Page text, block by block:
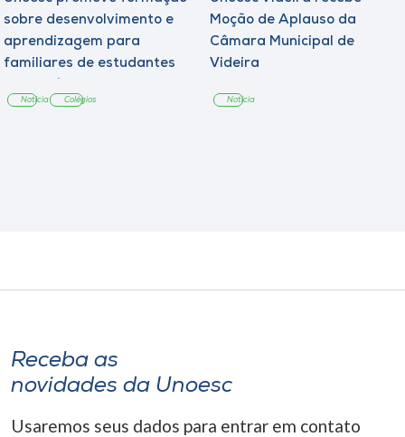
sobre desenvolvimento e
aprendizagem para
familiares de estudantes
Notícia Colégios
Moção de Aplauso da
Câmara Municipal de
Videira
Notícia
Receba as
novidades da Unoesc
Usaremos seus dados para entrar em contato